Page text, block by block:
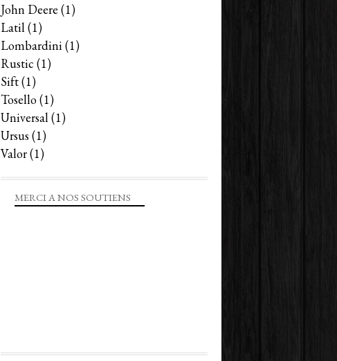
John Deere (1)
Latil(1)
Lombardini(1)
Rustic (1)
Sift(1)
Tosello(1)
Universal(1)
Ursus (1)
Valor(1)
MERCI A NOS SOUTIENS